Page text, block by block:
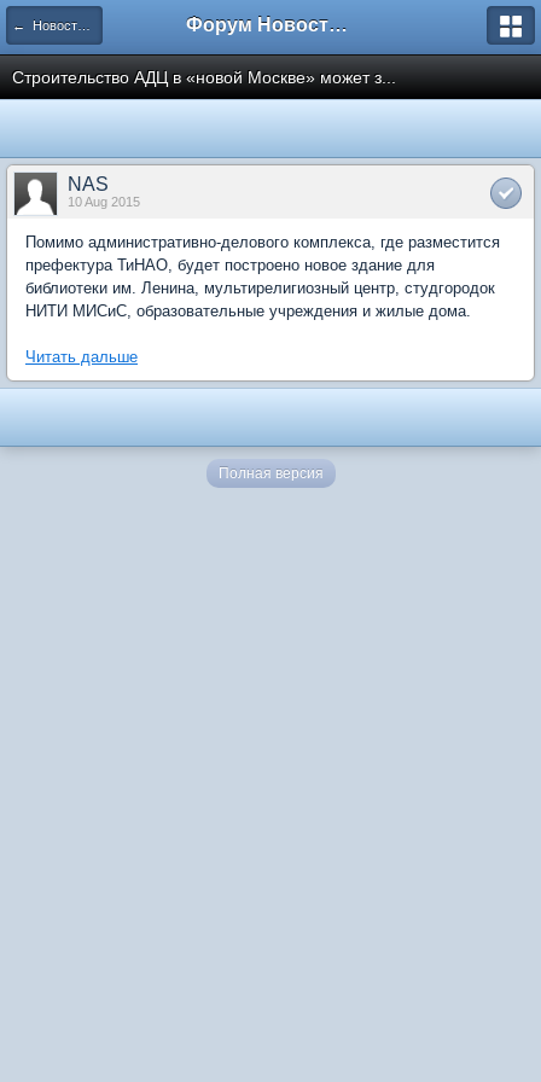
← Новости рынка недвижимости Форум Новостройки
Строительство АДЦ в «новой Москве» может з...
NAS
10 Aug 2015
Помимо административно-делового комплекса, где разместится
префектура ТиНАО, будет построено новое здание для
библиотеки им. Ленина, мультирелигиозный центр, студгородок
НИТИ МИСиС, образовательные учреждения и жилые дома.
Читать дальше
Полная версия